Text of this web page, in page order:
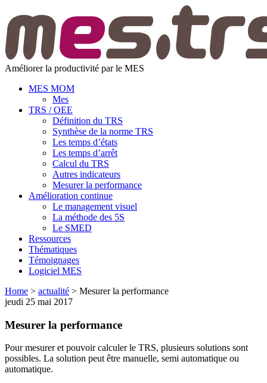
Améliorer la productivité par le MES
MES MOM
Mes
TRS / OEE
Définition du TRS
Synthèse de la norme TRS
Les temps d’états
Les temps d’arrêt
Calcul du TRS
Autres indicateurs
Mesurer la performance
Amélioration continue
Le management visuel
La méthode des 5S
Le SMED
Ressources
Thématiques
Témoignages
Logiciel MES
Home > actualité > Mesurer la performance
jeudi 25 mai 2017
Mesurer la performance
Pour mesurer et pouvoir calculer le TRS, plusieurs solutions sont
possibles. La solution peut être manuelle, semi automatique ou
automatique.